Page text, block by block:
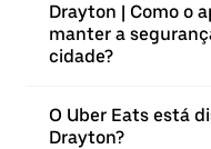
Drayton | Como o
manter a
cidade?
O Uber Eats está
Drayton?